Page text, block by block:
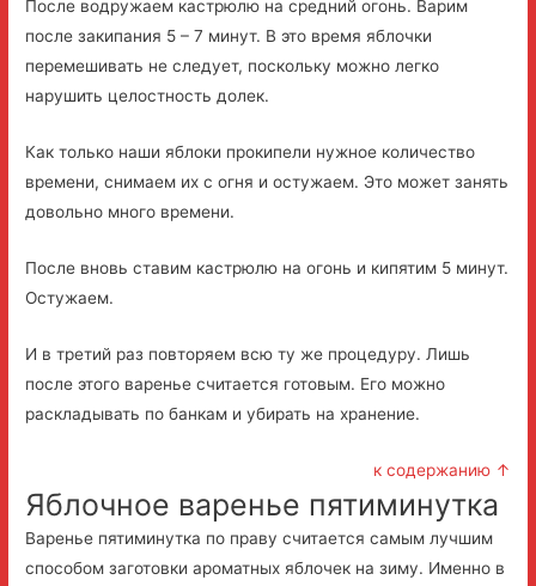
После водружаем кастрюлю на средний огонь. Варим
после закипания 5 – 7 минут. В это время яблочки
перемешивать не следует, поскольку можно легко
нарушить целостность долек.
Как только наши яблоки прокипели нужное количество
времени, снимаем их с огня и остужаем. Это может занять
довольно много времени.
После вновь ставим кастрюлю на огонь и кипятим 5 минут.
Остужаем.
И в третий раз повторяем всю ту же процедуру. Лишь
после этого варенье считается готовым. Его можно
раскладывать по банкам и убирать на хранение.
к содержанию ↑
Яблочное варенье пятиминутка
Варенье пятиминутка по праву считается самым лучшим
способом заготовки ароматных яблочек на зиму. Именно в